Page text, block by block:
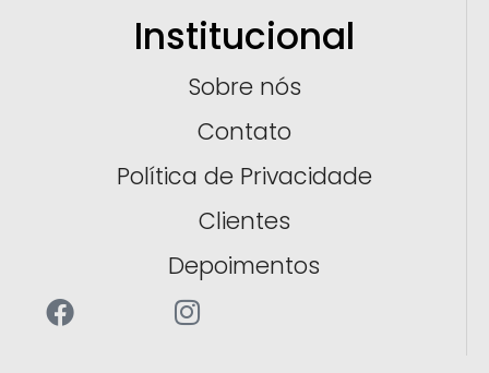
Institucional
Sobre nós
Contato
Política de Privacidade
Clientes
Depoimentos